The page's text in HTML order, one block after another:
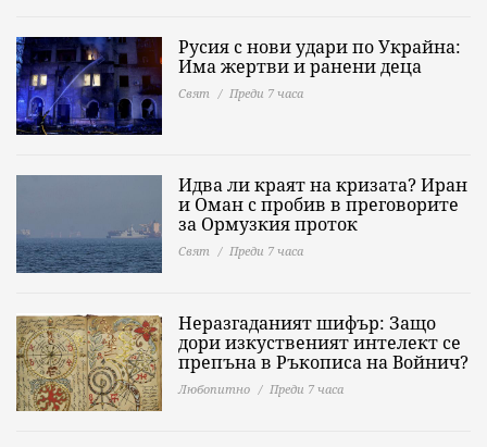
Русия с нови удари по Украйна:
Има жертви и ранени деца
Свят Преди 7 часа
Идва ли краят на кризата? Иран
и Оман с пробив в преговорите
за Ормузкия проток
Свят Преди 7 часа
Неразгаданият шифър: Защо
дори изкуственият интелект се
препъна в Ръкописа на Войнич?
Любопитно Преди 7 часа